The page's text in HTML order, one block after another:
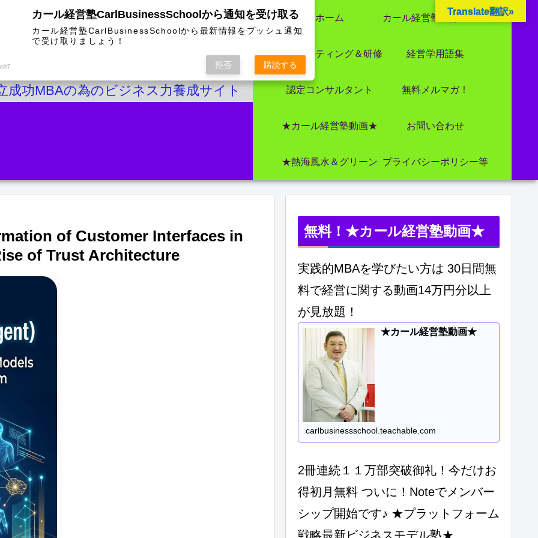
功MBAの為のビジネス力養成サイト
ホーム カール経営塾とは 大前研一氏にビジネス教育界最強講師陣として選ばれました
コンサルティング＆研修 経営学用語集
認定コンサルタント 無料メルマガ！
★カール経営塾動画★ お問い合わせ
★熱海風水＆グリーン プライバシーポリシー等
of Customer Interfaces in
of Trust Architecture
無料！★カール経営塾動画★
実践的MBAを学びたい方は 30日間無
料で経営に関する動画14万円分以上
が見放題！
★カール経営塾動画★
carlbusinessschool.teachable.com
2冊連続１１万部突破御礼！今だけお
得初月無料 ついに！Noteでメンバー
シップ開始です♪ ★プラットフォーム
戦略最新ビジネスモデル塾★
Translate翻訳»
カール経営塾CarlBusinessSchoolから通知を受け取る
カール経営塾CarlBusinessSchoolから最新情報をプッシュ通知
で受け取りましょう！
拒否 購読する